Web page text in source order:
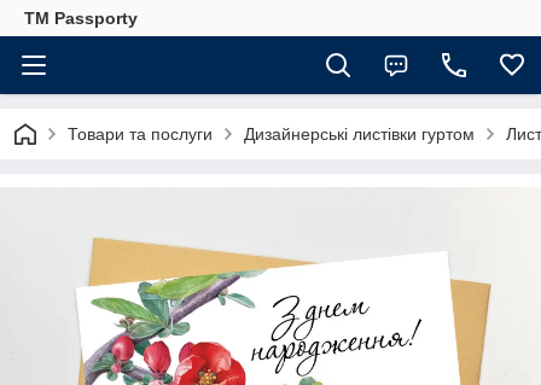
TM Passporty
Товари та послуги Дизайнерські листівки гуртом